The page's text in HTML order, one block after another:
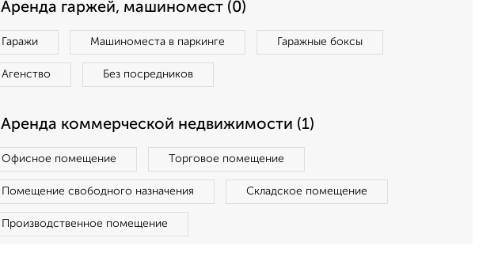
Аренда гаржей, машиномест (0)
Гаражи Машиноместа в паркинге Гаражные боксы
Агенство Без посредников
Аренда коммерческой недвижимости (1)
Офисное помещение Торговое помещение
Помещение свободного назначения Складское помещение
Производственное помещение